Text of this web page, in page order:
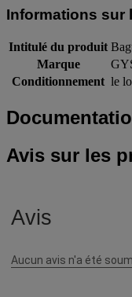
Informations sur
Intitulé du produit
Marque
Conditionnement le
Avis sur les